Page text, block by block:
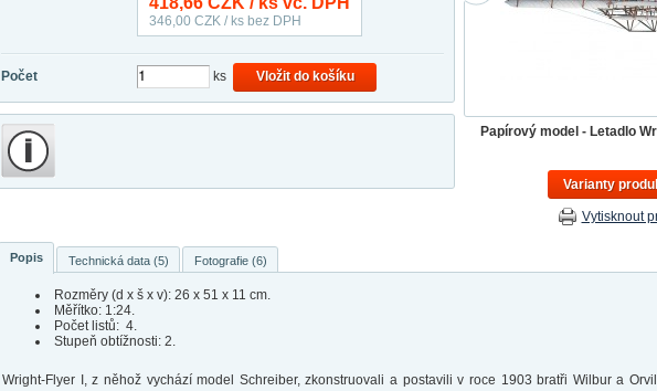
346,00 CZK / ks bez DPH
Počet ks Vložit do košíku
Papírový model - Letadlo
Varianty
Vytisknout
Popis Technická data (5) Fotografie (6)
Rozměry (d x š x v): 26 x 51 x 11 cm.
Měřítko: 1:24.
Počet listů: 4.
Stupeň obtížnosti: 2.
Wright-Flyer I, z něhož vychází model Schreiber, zkonstruovali a postavili v roce 1903 bratři Wilbur a